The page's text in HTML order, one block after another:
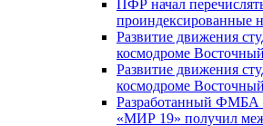
ПФР начал
проиндексированные
Развитие движения
космодроме
Развитие движения
космодроме
Разработанный ФМБА
«МИР 19» получил